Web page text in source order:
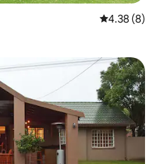
レビュー8
4.38 (8)